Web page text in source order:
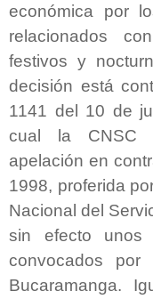
económica por
relacionados
festivos y
decisión está
1141 del 10 de
cual la CNSC
apelación en
1998, proferida
Nacional del
sin efecto unos
convocados
Bucaramanga.